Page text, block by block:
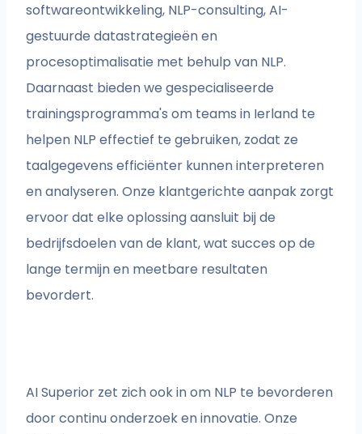
softwareontwikkeling, NLP-consulting, AI-
gestuurde datastrategieën en
procesoptimalisatie met behulp van NLP.
Daarnaast bieden we gespecialiseerde
trainingsprogramma's om teams in Ierland te
helpen NLP effectief te gebruiken, zodat ze
taalgegevens efficiënter kunnen interpreteren
en analyseren. Onze klantgerichte aanpak zorgt
ervoor dat elke oplossing aansluit bij de
bedrijfsdoelen van de klant, wat succes op de
lange termijn en meetbare resultaten
bevordert.
AI Superior zet zich ook in om NLP te bevorderen
door continu onderzoek en innovatie. Onze